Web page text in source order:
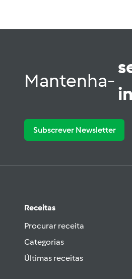
Mantenha-
Subscrever Newsletter
Receitas
Procurar receita
Categorias
Últimas receitas